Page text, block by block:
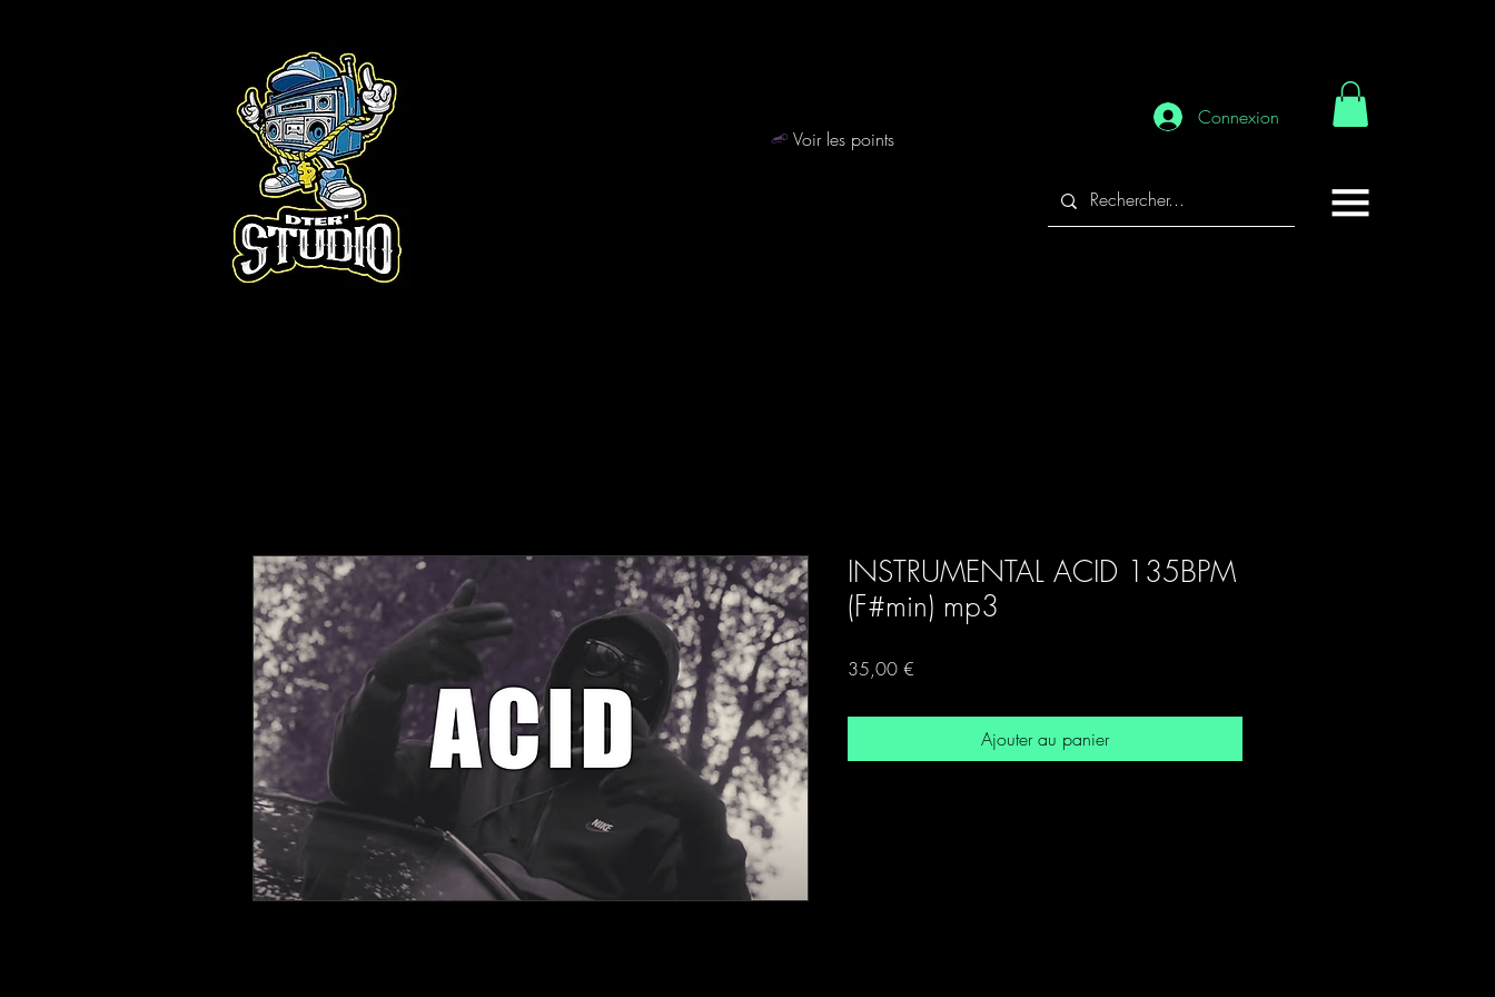
Connexion
Voir les points
INSTRUMENTAL ACID 135BPM
(F#min) mp3
35,00 €
Ajouter au panier